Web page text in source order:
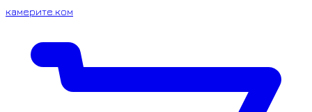
камерите.ком